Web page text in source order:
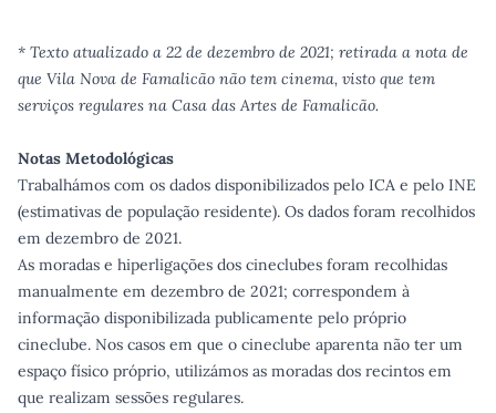
* Texto atualizado a 22 de dezembro de 2021; retirada a nota de
que Vila Nova de Famalicão não tem cinema, visto que tem
serviços regulares na Casa das Artes de Famalicão.
Notas Metodológicas
Trabalhámos com os dados disponibilizados pelo ICA e pelo INE
(estimativas de população residente). Os dados foram recolhidos
em dezembro de 2021.
As moradas e hiperligações dos cineclubes foram recolhidas
manualmente em dezembro de 2021; correspondem à
informação disponibilizada publicamente pelo próprio
cineclube. Nos casos em que o cineclube aparenta não ter um
espaço físico próprio, utilizámos as moradas dos recintos em
que realizam sessões regulares.